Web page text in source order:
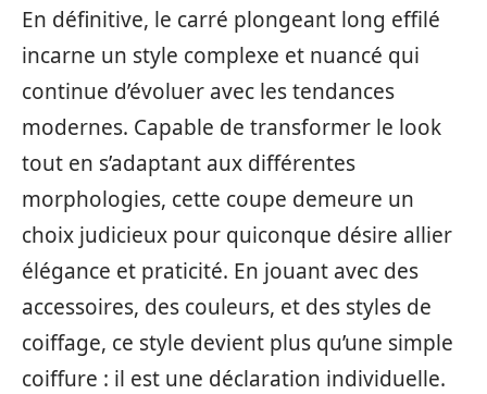
En définitive, le carré plongeant long effilé
incarne un style complexe et nuancé qui
continue d’évoluer avec les tendances
modernes. Capable de transformer le look
tout en s’adaptant aux différentes
morphologies, cette coupe demeure un
choix judicieux pour quiconque désire allier
élégance et praticité. En jouant avec des
accessoires, des couleurs, et des styles de
coiffage, ce style devient plus qu’une simple
coiffure : il est une déclaration individuelle.